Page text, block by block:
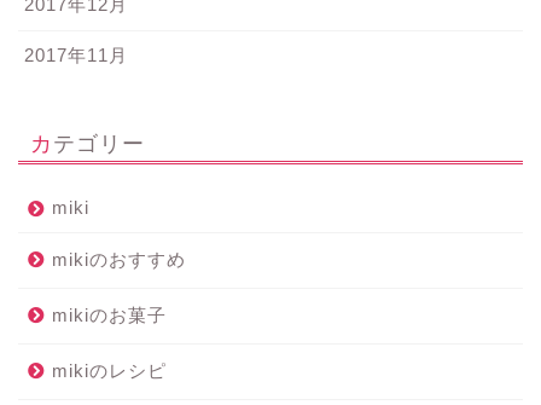
2017年11月
カテゴリー
miki
mikiのおすすめ
mikiのお菓子
mikiのレシピ